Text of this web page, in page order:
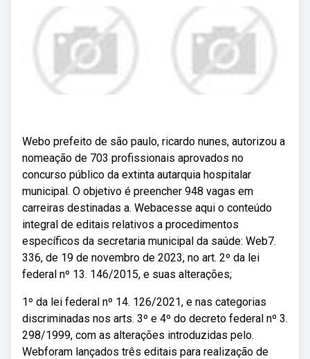
Webo prefeito de são paulo, ricardo nunes, autorizou a
nomeação de 703 profissionais aprovados no
concurso público da extinta autarquia hospitalar
municipal. O objetivo é preencher 948 vagas em
carreiras destinadas a. Webacesse aqui o conteúdo
integral de editais relativos a procedimentos
específicos da secretaria municipal da saúde: Web7.
336, de 19 de novembro de 2023, no art. 2º da lei
federal nº 13. 146/2015, e suas alterações;
1º da lei federal nº 14. 126/2021, e nas categorias
discriminadas nos arts. 3º e 4º do decreto federal nº 3.
298/1999, com as alterações introduzidas pelo.
Webforam lançados três editais para realização de